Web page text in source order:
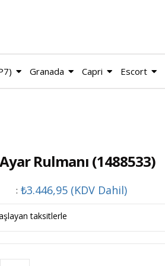
Granada Capri Escort
Rulmanı (1488533)
: ₺3.446,95 (KDV Dahil)
taksitlerle